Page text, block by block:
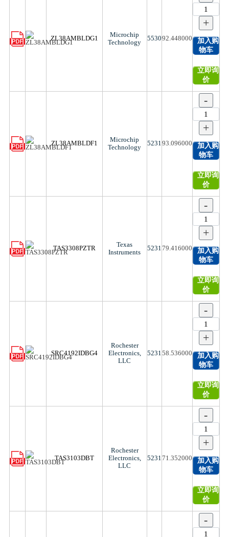
ZL38AMBLDG1
Microchip
Technology
553092.448000
+
加入购
物车
立即询
价
ZL38AMBLDF1
Microchip
Technology
523193.096000
-
+
加入购
物车
立即询
价
TAS3308PZTR
Texas
Instruments
523179.416000
-
+
加入购
物车
立即询
价
SRC4192IDBG4
Rochester
Electronics,
LLC
523158.536000
-
+
加入购
物车
立即询
价
TAS3103DBT
Rochester
Electronics,
LLC
523171.352000
-
+
加入购
物车
立即询
价
-